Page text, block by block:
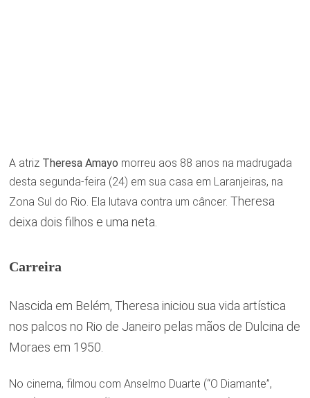
A atriz Theresa Amayo morreu aos 88 anos na madrugada
desta segunda-feira (24) em sua casa em Laranjeiras, na
Zona Sul do Rio. Ela lutava contra um câncer. Theresa
deixa dois filhos e uma neta.
Carreira
Nascida em Belém, Theresa iniciou sua vida artística
nos palcos no Rio de Janeiro pelas mãos de Dulcina de
Moraes em 1950.
No cinema, filmou com Anselmo Duarte (“O Diamante”,